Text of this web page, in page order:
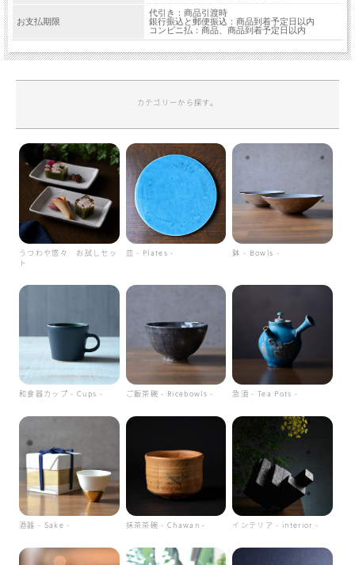
お支払期限
代引き：商品引渡時
銀行振込と郵便振込：商品到着予定日以内
コンビニ払：商品、商品到着予定日以内
カテゴリーから探す。
うつわや悠々 お試しセッ
ト
皿 - Plates - 鉢 - Bowls -
和食器カップ - Cups - ご飯茶碗 - Ricebowls - 急須 - Tea Pots -
酒器 - Sake - 抹茶茶碗 - Chawan - インテリア - interior -